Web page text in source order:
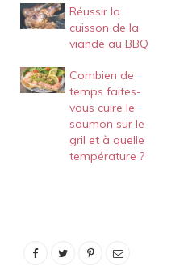
Réussir la
cuisson de la
viande au BBQ
Combien de
temps faites-
vous cuire le
saumon sur le
gril et à quelle
température ?